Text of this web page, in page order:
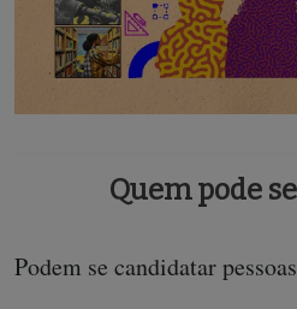
Quem pode
Podem se candidatar